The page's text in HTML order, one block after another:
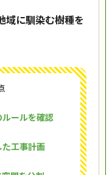
域に馴染む樹種を
ールを確認
工事計画